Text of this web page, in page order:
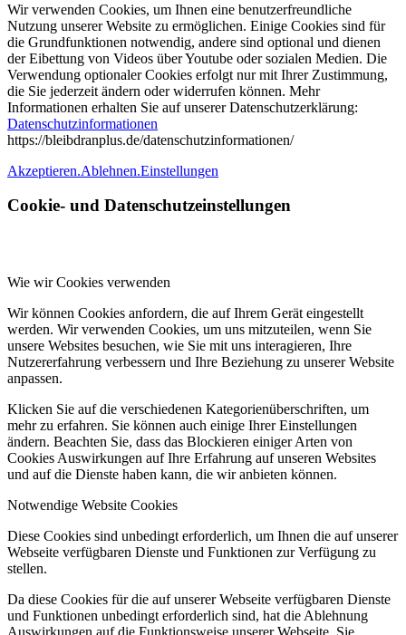
Wir verwenden Cookies, um Ihnen eine benutzerfreundliche
Nutzung unserer Website zu ermöglichen. Einige Cookies sind für
die Grundfunktionen notwendig, andere sind optional und dienen
der Eibettung von Videos über Youtube oder sozialen Medien. Die
Verwendung optionaler Cookies erfolgt nur mit Ihrer Zustimmung,
die Sie jederzeit ändern oder widerrufen können. Mehr
Informationen erhalten Sie auf unserer Datenschutzerklärung:
Datenschutzinformationen
https://bleibdranplus.de/datenschutzinformationen/
Akzeptieren.Ablehnen.Einstellungen
Cookie- und Datenschutzeinstellungen
Wie wir Cookies verwenden
Wir können Cookies anfordern, die auf Ihrem Gerät eingestellt
werden. Wir verwenden Cookies, um uns mitzuteilen, wenn Sie
unsere Websites besuchen, wie Sie mit uns interagieren, Ihre
Nutzererfahrung verbessern und Ihre Beziehung zu unserer Website
anpassen.
Klicken Sie auf die verschiedenen Kategorienüberschriften, um
mehr zu erfahren. Sie können auch einige Ihrer Einstellungen
ändern. Beachten Sie, dass das Blockieren einiger Arten von
Cookies Auswirkungen auf Ihre Erfahrung auf unseren Websites
und auf die Dienste haben kann, die wir anbieten können.
Notwendige Website Cookies
Diese Cookies sind unbedingt erforderlich, um Ihnen die auf unserer
Webseite verfügbaren Dienste und Funktionen zur Verfügung zu
stellen.
Da diese Cookies für die auf unserer Webseite verfügbaren Dienste
und Funktionen unbedingt erforderlich sind, hat die Ablehnung